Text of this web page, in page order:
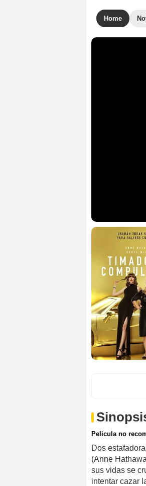
Home
Pelicula no
Dos
(Anne
sus vidas se
intentar cazar